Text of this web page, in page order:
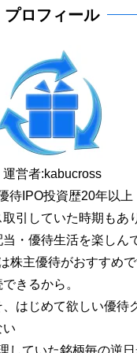
プロフィール
運営者:kabucross
待IPO投資歴20年以上
引していた時期もあ
・優待生活を楽しん
株主優待がおすすめ
きるから。
はじめて欲しい優待
い
していた銘柄毎の逆